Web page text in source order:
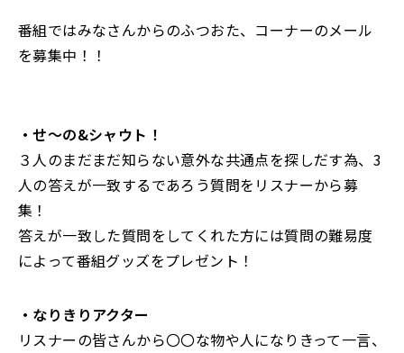
番組ではみなさんからのふつおた、コーナーのメール
を募集中！！
・せ〜の&シャウト！
３人のまだまだ知らない意外な共通点を探しだす為、3
人の答えが一致するであろう質問をリスナーから募
集！
答えが一致した質問をしてくれた方には質問の難易度
によって番組グッズをプレゼント！
・なりきりアクター
リスナーの皆さんから〇〇な物や人になりきって一言、